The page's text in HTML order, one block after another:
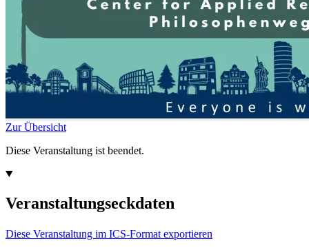
Zur Übersicht
Diese Veranstaltung ist beendet.
Veranstaltungseckdaten
Diese Veranstaltung im ICS-Format exportieren